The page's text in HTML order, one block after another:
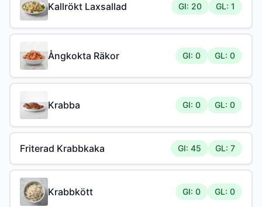
Kallrökt Laxsallad GI: 20 GL: 1
Ångkokta Räkor GI: 0 GL: 0
Krabba GI: 0 GL: 0
Friterad Krabbkaka GI: 45 GL: 7
Krabbkött GI: 0 GL: 0